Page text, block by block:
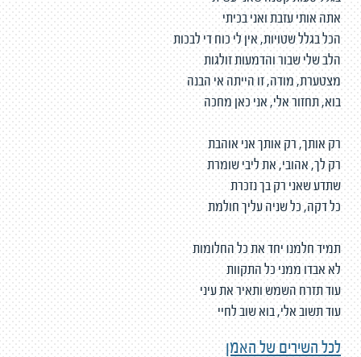
אתה אותי עזבת ואני בכיתי
הכל בגלל שטויות, אין לי כוח די לבכות
הלב שלי שבור והדמעות זולגות
מצטערת, מודה, זו הייתה אי הבנה
בוא, תחזור אלי, אני כאן מחכה
רק אותך, רק אותך אני אוהבת
רק לך, אהובי, את ליבי שומרת
שתדע שאני רק בך נזכרת
כל דקה, כל שניה עליך חולמת
תמיד חלמנו יחד את כל החלומות
לא אבדו ממני כל התקוות
עוד תזרח השמש ותאיר את עיני
עוד תשוב אלי, בוא שוב לחיי
לכל השירים של האמן